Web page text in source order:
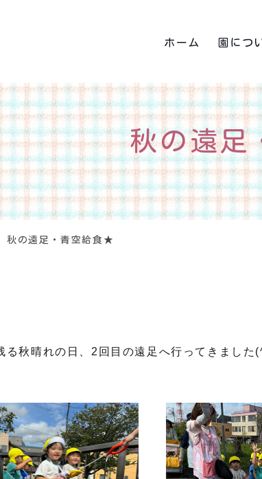
ホーム 園につ
秋の遠
秋の遠足・青空給食★
る秋晴れの日、2回目の遠足へ行ってきました